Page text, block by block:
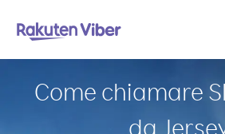
Come chiamare
da